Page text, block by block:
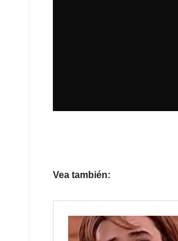
Vea también: